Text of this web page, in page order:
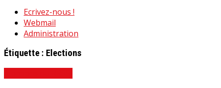
Ecrivez-nous !
Webmail
Administration
Étiquette : Elections